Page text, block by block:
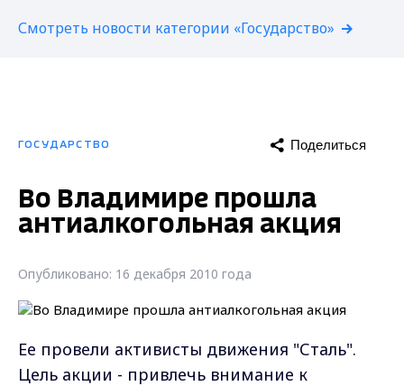
Смотреть новости категории «Государство»
ГОСУДАРСТВО Поделиться
Во Владимире прошла
антиалкогольная акция
Опубликовано: 16 декабря 2010 года
Ее провели активисты движения "Сталь".
Цель акции - привлечь внимание к